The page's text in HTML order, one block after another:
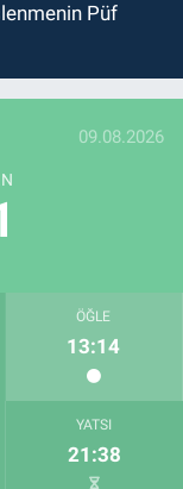
Püf
09.08.2026
ÖĞLE
13:14
YATSI
21:38